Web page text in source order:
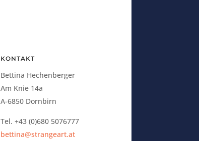
KONTAKT
Bettina Hechenberger
Am Knie 14a
A-6850 Dornbirn
Tel. +43 (0)680 5076777
bettina@strangeart.at